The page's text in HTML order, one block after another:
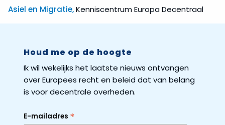
Asiel en Migratie,Kenniscentrum Europa Decentraal
Houd me op de hoogte
Ik wil wekelijks het laatste nieuws ontvangen
over Europees recht en beleid dat van belang
is voor decentrale overheden.
E-mailadres *